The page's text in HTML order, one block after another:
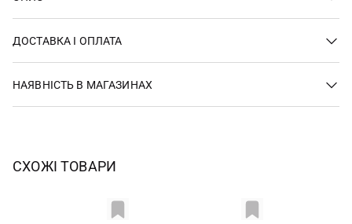
ДОСТАВКА І ОПЛАТА
НАЯВНІСТЬ В МАГАЗИНАХ
СХОЖІ ТОВАРИ